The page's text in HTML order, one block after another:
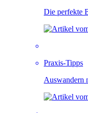
Die perfekte
Praxis-Tipps
Auswandern